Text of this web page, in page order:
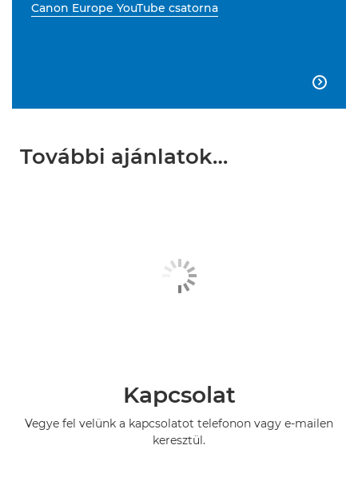
Canon Europe YouTube csatorna

További ajánlatok…
Kapcsolat
Vegye fel velünk a kapcsolatot telefonon vagy e-mailen
keresztül.